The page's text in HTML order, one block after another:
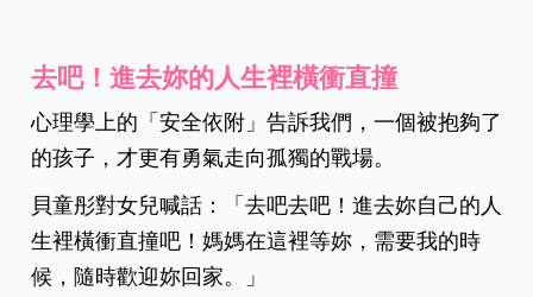
去吧！進去妳的人生裡橫衝直撞
心理學上的「安全依附」告訴我們，一個被抱夠了
的孩子，才更有勇氣走向孤獨的戰場。
貝童彤對女兒喊話：
「去吧去吧！進去妳自己的人
生裡橫衝直撞吧！媽媽在這裡等妳，需要我的時
候，隨時歡迎妳回家。
」